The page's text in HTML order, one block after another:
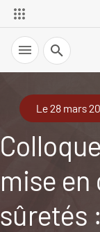
Recherche
Le 28 mars
mise
sûretés